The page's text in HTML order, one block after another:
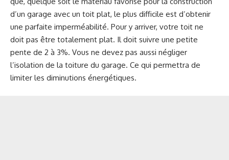
d’un garage avec un toit plat, le plus difficile est d’obtenir
une parfaite imperméabilité. Pour y arriver, votre toit ne
doit pas être totalement plat. Il doit suivre une petite
pente de 2 à 3%. Vous ne devez pas aussi négliger
l’isolation de la toiture du garage. Ce qui permettra de
limiter les diminutions énergétiques.